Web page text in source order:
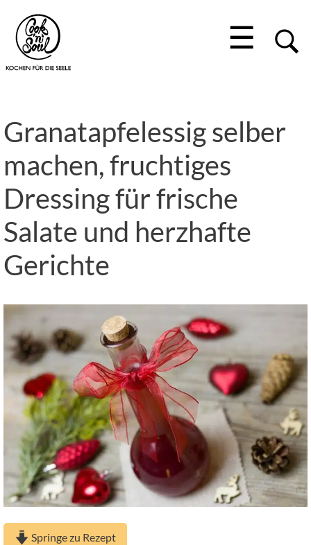
☰
Granatapfelessig selber
machen, fruchtiges
Dressing für frische
Salate und herzhafte
Gerichte
Springe zu Rezept